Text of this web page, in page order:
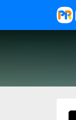
This